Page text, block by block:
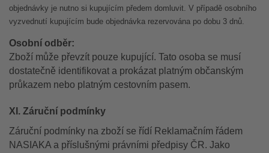
objednávky je nutno si kupujícím předem domluvit. V případě osobního
vyzvednutí kupujícím bude objednávka rezervována po dobu 3 dnů.
Osobní odběr:
Zboží může převzít pouze kupující. Tato osoba se musí
dostatečně identifikovat a prokázat platným občanským
průkazem nebo platným cestovním pasem.
XI. Záruční podmínky
Záruční podmínky na zboží se řídí Reklamačním řádem
NASIAKA a příslušnými právními předpisy ČR. Jako